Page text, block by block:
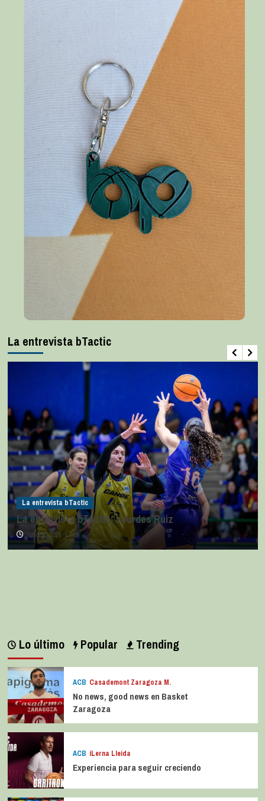
La entrevista bTactic
La entrevista bTactic
La entrevista bTactic: Lourdes Ruiz
julio 11, 2026 0
Lo último Popular Trending
ACB Casademont Zaragoza M.
No news, good news en Basket
Zaragoza
ACB iLerna Lleida
Experiencia para seguir creciendo